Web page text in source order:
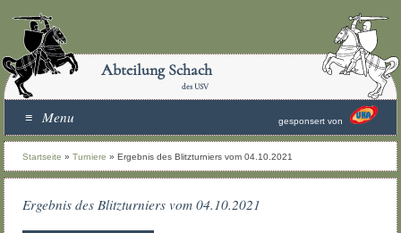
Abteilung Schach
des USV
gesponsert von
Menu
Startseite » Turniere » Ergebnis des Blitzturniers vom 04.10.2021
Ergebnis des Blitzturniers vom 04.10.2021